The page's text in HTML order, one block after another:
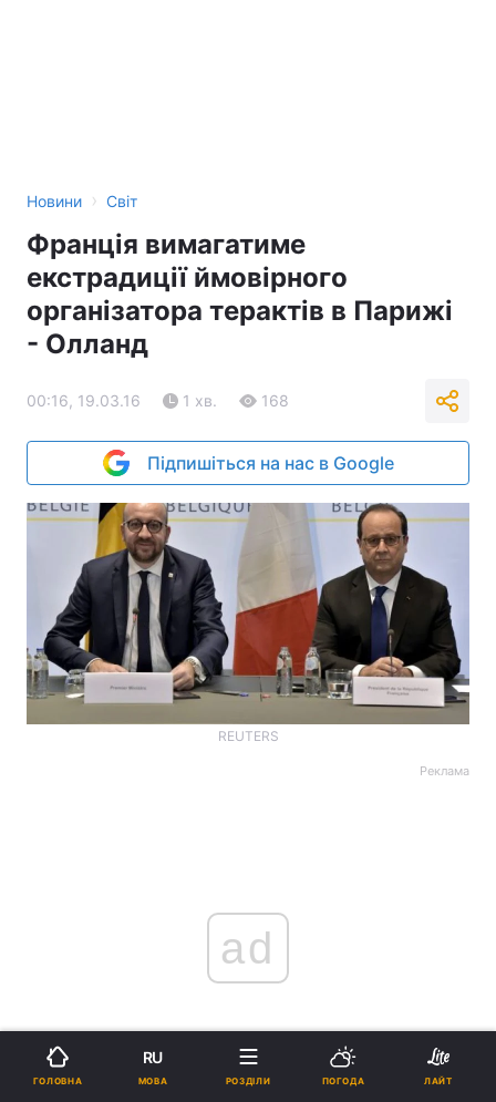
Новини › Світ
Франція вимагатиме
екстрадиції ймовірного
організатора терактів в Парижі
- Олланд
00:16, 19.03.16 1 хв. 168
Підпишіться на нас в Google
REUTERS
Реклама
ad
ГОЛОВНА
RU
МОВА РОЗДІЛИ ПОГОДА ЛАЙТ